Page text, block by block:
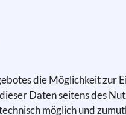
die Möglichkeit zur
Daten seitens des
möglich und